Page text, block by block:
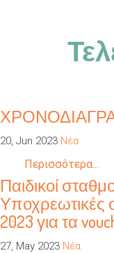
20, Jun 2023 Νέα
Περισσότερα...
Παιδικοί
Υποχρεωτικές
2023 για τα
27, May 2023 Νέα